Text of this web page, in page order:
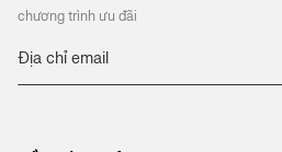
chương trình ưu đãi
Đ